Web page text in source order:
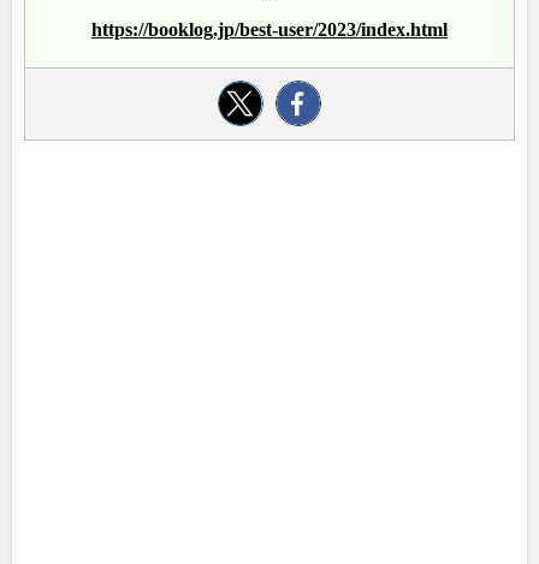
https://booklog.jp/best-user/2023/index.html